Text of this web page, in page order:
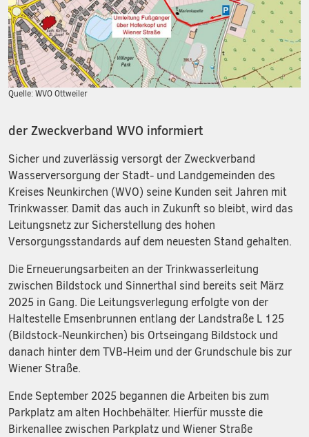
der Zweckverband WVO informiert
Sicher und zuverlässig versorgt der Zweckverband
Wasserversorgung der Stadt- und Landgemeinden des
Kreises Neunkirchen (WVO) seine Kunden seit Jahren mit
Trinkwasser. Damit das auch in Zukunft so bleibt, wird das
Leitungsnetz zur Sicherstellung des hohen
Versorgungsstandards auf dem neuesten Stand gehalten.
Die Erneuerungsarbeiten an der Trinkwasserleitung
zwischen Bildstock und Sinnerthal sind bereits seit März
2025 in Gang. Die Leitungsverlegung erfolgte von der
Haltestelle Emsenbrunnen entlang der Landstraße L 125
(Bildstock-Neunkirchen) bis Ortseingang Bildstock und
danach hinter dem TVB-Heim und der Grundschule bis zur
Wiener Straße.
Ende September 2025 begannen die Arbeiten bis zum
Parkplatz am alten Hochbehälter. Hierfür musste die
Birkenallee zwischen Parkplatz und Wiener Straße
Quelle: WVO Ottweiler